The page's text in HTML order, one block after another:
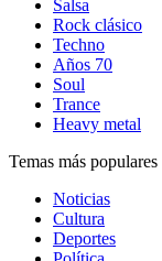
Salsa
Rock clásico
Techno
Años 70
Soul
Trance
Heavy metal
Temas más populares
Noticias
Cultura
Deportes